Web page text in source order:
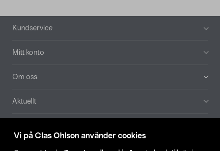
Vi på Clas Ohlson använder cookies
Sidfot
Kundservice
Mitt konto
Om oss
Aktuellt
Hitta butik